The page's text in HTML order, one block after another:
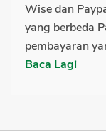
Wise dan
yang berbeda
pembayaran
Baca Lagi